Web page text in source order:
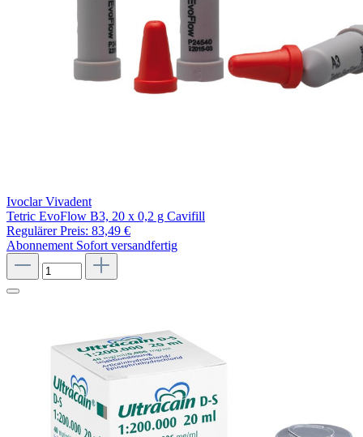
Ivoclar Vivadent
Tetric EvoFlow B3, 20 x 0,2 g Cavifill
Regulärer Preis: 83,49 €
Abonnement Sofort versandfertig